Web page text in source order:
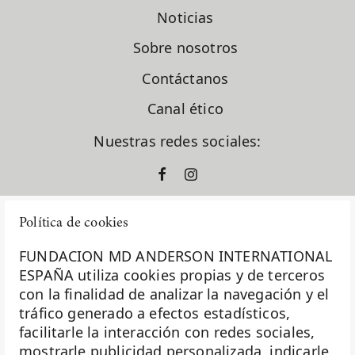
Política de cookies
FUNDACION MD ANDERSON INTERNATIONAL
ESPAÑA utiliza cookies propias y de terceros
con la finalidad de analizar la navegación y el
tráfico generado a efectos estadísticos,
facilitarle la interacción con redes sociales,
mostrarle publicidad personalizada, indicarle
Dra. Gema Moreno Bueno
Dra. Laura García Estévez
Dra. Natalia Carballo
Dra. Pilar López Criado
ensayos clínicos
evento solidario
formación
fundación diversión solidaria
Fundación Excelentia
Fundación MD Anderson España
Fundación Siglo Futuro
Gastroenterología
Ginecología
Noticias
Sobre nosotros
Contáctanos
Canal ético
Nuestras redes sociales:
La Fundación MD Anderson España - Hospiten es
miembro de laAsociación Española de Fundaciones